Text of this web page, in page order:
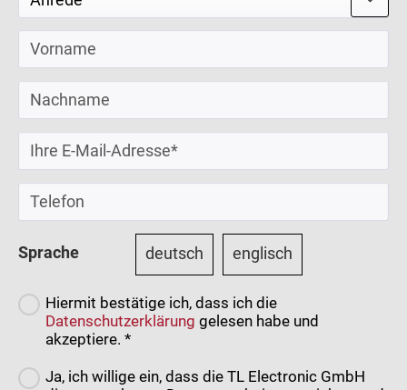
Sprache deutsch englisch
Hiermit bestätige ich, dass ich die
Datenschutzerklärung gelesen habe und
akzeptiere. *
Ja, ich willige ein, dass die TL Electronic GmbH